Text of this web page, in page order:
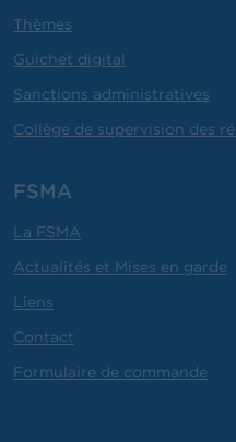
Thèmes
Guichet digital
Sanctions administratives
Collège de supervision des
FSMA
La FSMA
Actualités et Mises en garde
Liens
Contact
Formulaire de commande